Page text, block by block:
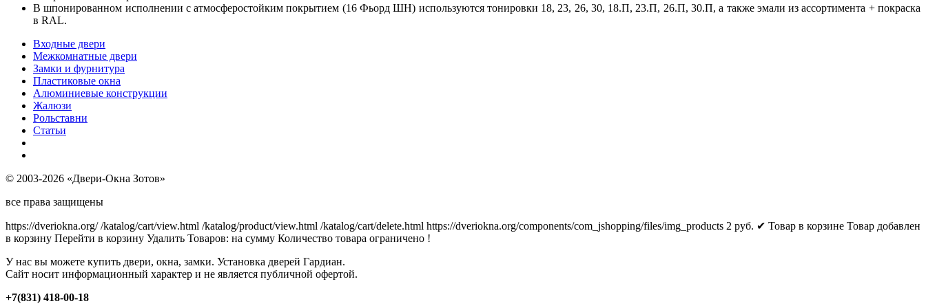
В шпонированном исполнении с атмосферостойким покрытием (16 Фьорд ШН) используются тонировки 18, 23, 26, 30, 18.П, 23.П, 26.П, 30.П, а также эмали из ассортимента + покраска
в RAL.
Входные двери
Межкомнатные двери
Замки и фурнитура
Пластиковые окна
Алюминиевые конструкции
Жалюзи
Рольставни
Статьи
© 2003-2026 «Двери-Окна Зотов»
все права защищены
https://dveriokna.org/ /katalog/cart/view.html /katalog/product/view.html /katalog/cart/delete.html https://dveriokna.org/components/com_jshopping/files/img_products 2 руб. ✔ Товар в корзине Товар добавлен
в корзину Перейти в корзину Удалить Товаров: на сумму Количество товара ограничено !
У нас вы можете купить двери, окна, замки. Установка дверей Гардиан.
Сайт носит информационный характер и не является публичной офертой.
+7(831) 418-00-18